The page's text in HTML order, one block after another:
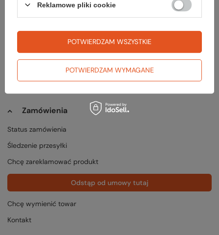
Zamówienia
Status zamówienia
Śledzenie przesyłki
Chcę zareklamować produkt
Odstąp od umowy tutaj
Chcę wymienić towar
Kontakt
Reklamowe pliki cookie
POTWIERDZAM WYMAGANE
POTWIERDZAM WSZYSTKIE